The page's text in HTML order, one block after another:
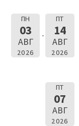
ПН
03
АВГ
2026
ПТ
14
АВГ
2026
ПТ
07
АВГ
2026